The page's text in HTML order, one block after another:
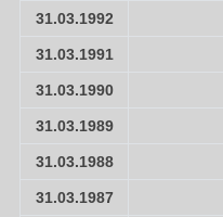
31.03.1992
31.03.1991
31.03.1990
31.03.1989
31.03.1988
31.03.1987